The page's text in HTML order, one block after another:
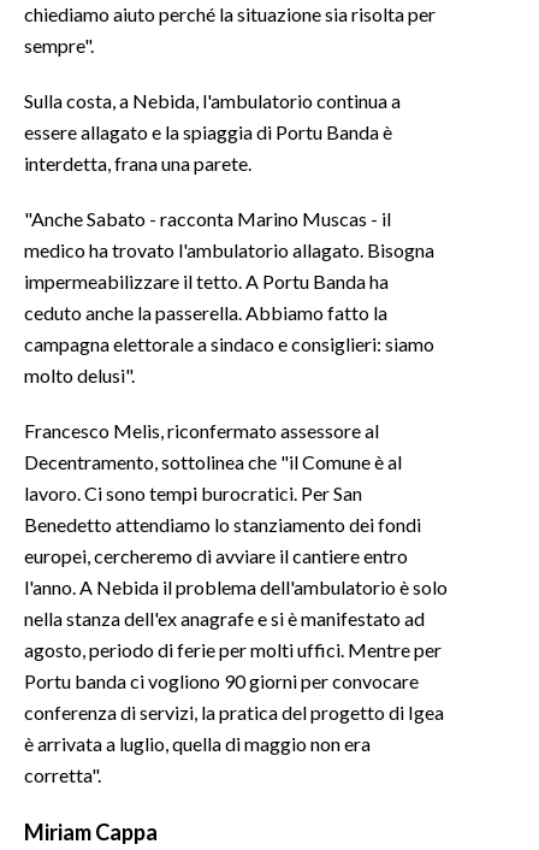
NECROLOGI
PUBBLICITÀ
SPIAGGE
STORE
chiediamo aiuto perché la situazione sia risolta per
sempre".
Sulla costa, a Nebida, l'ambulatorio continua a
essere allagato e la spiaggia di Portu Banda è
interdetta, frana una parete.
"Anche Sabato - racconta Marino Muscas - il
medico ha trovato l'ambulatorio allagato. Bisogna
impermeabilizzare il tetto. A Portu Banda ha
ceduto anche la passerella. Abbiamo fatto la
campagna elettorale a sindaco e consiglieri: siamo
molto delusi".
Francesco Melis, riconfermato assessore al
Decentramento, sottolinea che "il Comune è al
lavoro. Ci sono tempi burocratici. Per San
Benedetto attendiamo lo stanziamento dei fondi
europei, cercheremo di avviare il cantiere entro
l'anno. A Nebida il problema dell'ambulatorio è solo
nella stanza dell'ex anagrafe e si è manifestato ad
agosto, periodo di ferie per molti uffici. Mentre per
Portu banda ci vogliono 90 giorni per convocare
conferenza di servizi, la pratica del progetto di Igea
è arrivata a luglio, quella di maggio non era
corretta".
MiriamCappa